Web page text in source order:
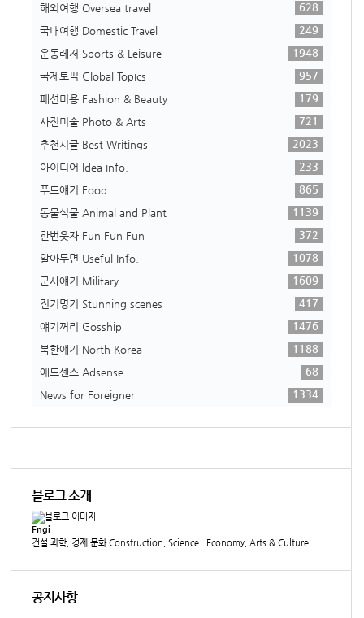
해외여행 Oversea travel
628
국내여행 Domestic Travel
249
운동레저 Sports & Leisure
1948
국제토픽 Global Topics
957
패션미용 Fashion & Beauty
179
사진미술 Photo & Arts
721
추천시글 Best Writings
2023
아이디어 Idea info.
233
푸드얘기 Food
865
동물식물 Animal and Plant
1139
한번웃자 Fun Fun Fun
372
알아두면 Useful Info.
1078
군사얘기 Military
1609
진기명기 Stunning scenes
417
얘기꺼리 Gosship
1476
북한얘기 North Korea
1188
애드센스 Adsense
68
News for Foreigner
1334
블로그 소개
Engi-
건설 과학, 경제 문화 Construction, Science...Economy, Arts & Culture
공지사항